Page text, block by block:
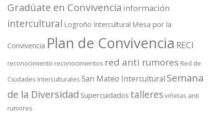
Gradúate en Convivencia información
intercultural Logroño Intercultural Mesa por la
Convivencia Plan de Convivencia RECI
reconocimiento reconocimientos red anti rumores Red de
Ciudades Interculturales San Mateo Intercultural Semana
de la Diversidad Supercuidados talleresviñetas anti
rumores